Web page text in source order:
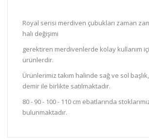
Royal serisi merdiven çubukları zaman
halı değişimi
gerektiren merdivenlerde kolay kullanım
ürünlerdir.
Ürünlerimiz takım halinde sağ ve sol
demir ile birlikte satılmaktadır.
80 - 90 - 100 - 110 cm ebatlarında
bulunmaktadır.